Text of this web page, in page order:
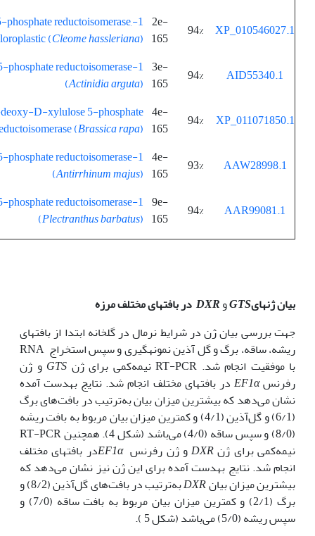
XP_010546027.1
94%
2e-
165
reductoisomerase,
(Cleomehassleriana)
AID55340.1
94%
3e-
165
phosphate reductoisomerase
(Actinidia arguta)
XP_011071850.1
94%
4e-
165
D-xylulose 5-phosphate
(Brassica rapa)
AAW28998.1
93%
4e-
165
reductoisomerase
(Antirrhinum majus)
AAR99081.1
94%
9e-
165
reductoisomerase
(Plectranthus barbatus)
بیان ژ‌ن‏های‌GTSوDXR در بافت‏های مختلف مرزه
جهت بررسی بیان ژن در شرایط نرمال در گل‏خانه ابتدا از بافت‏های
ریشه، ساقه، برگ و گل آذین نمونه‏گیری و سپس استخراج RNA
با موفقیت انجام شد. RT-PCR نیمه‌کمی برای ژن
GTS و ژن
رفرنسEF1α در بافت‏های مختلف انجام شد. نتایج به‏دست آمده
نشان می‌دهد که بیشترین میزان بیان به‌ترتیب در بافت‌های برگ
(6/1) و گل‌آذین (4/1) و کمترین میزان بیان مربوط به بافت ‌ریشه
(8/0) و سپس ساقه (4/0) می‌باشد (شکل 4). همچنین RT-PCR
نیمه‌کمی برای ژنDXRو ژن رفرنسEF1αدر بافت‏های مختلف
انجام شد. نتایج به‏دست آمده برای این ژن نیز نشان می‌دهد که
بیشترین میزان بیانDXR
به‌ترتیب در بافت‌های گل‌آذین (8/2) و
برگ (2/1) و کمترین میزان بیان مربوط به بافت ساقه (7/0) و
سپس ریشه (5/0) می‌باشد (شکل 5 ).